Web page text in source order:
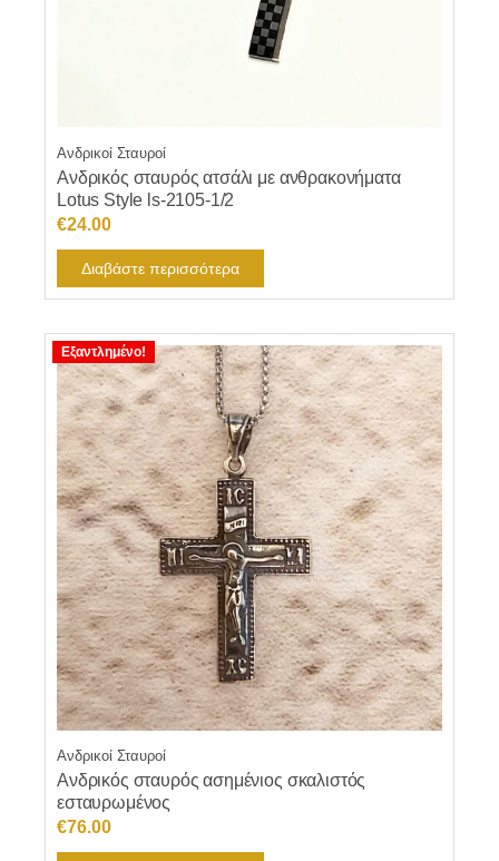
Ανδρικοί Σταυροί
Ανδρικός σταυρός ατσάλι με ανθρακονήματα
Lotus Style ls-2105-1/2
€24.00
Διαβάστε περισσότερα
Εξαντλημένο!
Ανδρικοί Σταυροί
Ανδρικός σταυρός ασημένιος σκαλιστός
εσταυρωμένος
€76.00